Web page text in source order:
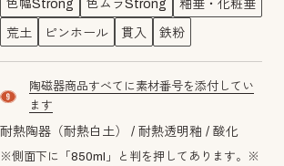
色幅Strong 色ムラStrong 釉垂・化粧垂
荒土 ピンホール 貫入 鉄粉
material number9
陶磁器商品すべてに素材番号を添付してい
ます
耐熱陶器（耐熱白土） 耐熱透明釉 酸化
※側面下に「850ml」と判を押してあります。※